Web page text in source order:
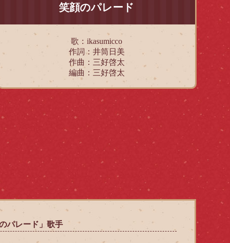
笑顔のパレード
歌：ikasumicco
作詞：井筒日美
作曲：三好啓太
編曲：三好啓太
パレード」歌手